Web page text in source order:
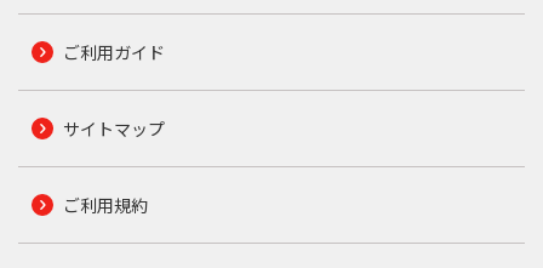
ご利用ガイド
サイトマップ
ご利用規約